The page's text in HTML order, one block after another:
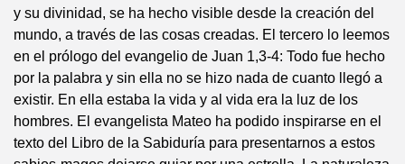
y su divinidad, se ha hecho visible desde la creación del
mundo, a través de las cosas creadas. El tercero lo leemos
en el prólogo del evangelio de Juan 1,3-4: Todo fue hecho
por la palabra y sin ella no se hizo nada de cuanto llegó a
existir. En ella estaba la vida y al vida era la luz de los
hombres. El evangelista Mateo ha podido inspirarse en el
texto del Libro de la Sabiduría para presentarnos a estos